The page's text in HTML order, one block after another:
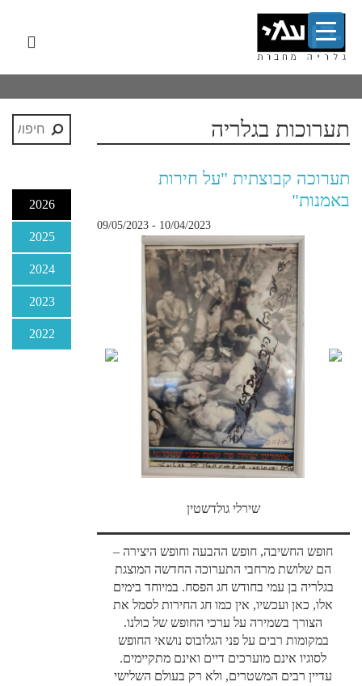
לתוכן
ראשי
2026
2025
2024
2023
2022
תערוכות בגלריה
תערוכה קבוצתית "על חירות
באמנות"
10/04/2023 - 09/05/2023
שירלי גולדשטין
חופש החשיבה, חופש ההבעה וחופש היצירה –
הם שלושת מרחבי התערוכה החדשה המוצגת
בגלריה בן עמי בחודש חג הפסח. במיוחד בימים
אלו, כאן ועכשיו, אין כמו חג החירות לסמל את
הצורך בשמירה על ערכי החופש של כולנו.
במקומות רבים על פני הגלובוס נושאי החופש
לסוגיו אינם מוערכים דיים ואינם מתקיימים.
עדיין רבים המשטרים, ולא רק בעולם השלישי